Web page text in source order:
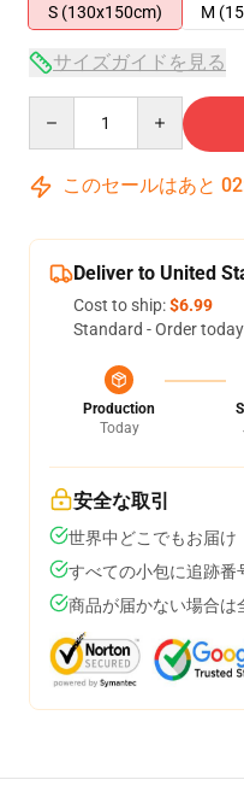
S (130x150cm)
M
サイズガイドを見る
このセールはあと 02
Deliver to United
Cost to ship:$6.99
Standard - Order
Production
Today
安全な取引
世界中どこでもお届け
すべての小包に追跡番
商品が届かない場合は